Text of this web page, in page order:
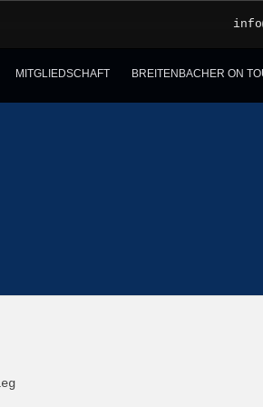
MITGLIEDSCHAFT BREITENBACHER ON